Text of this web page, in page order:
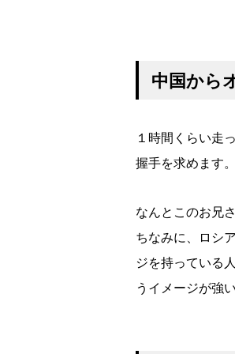
中国から
１時間くらい走
握手を求めます。
なんとこのお兄
ちなみに、ロシ
ジを持っている
うイメージが強